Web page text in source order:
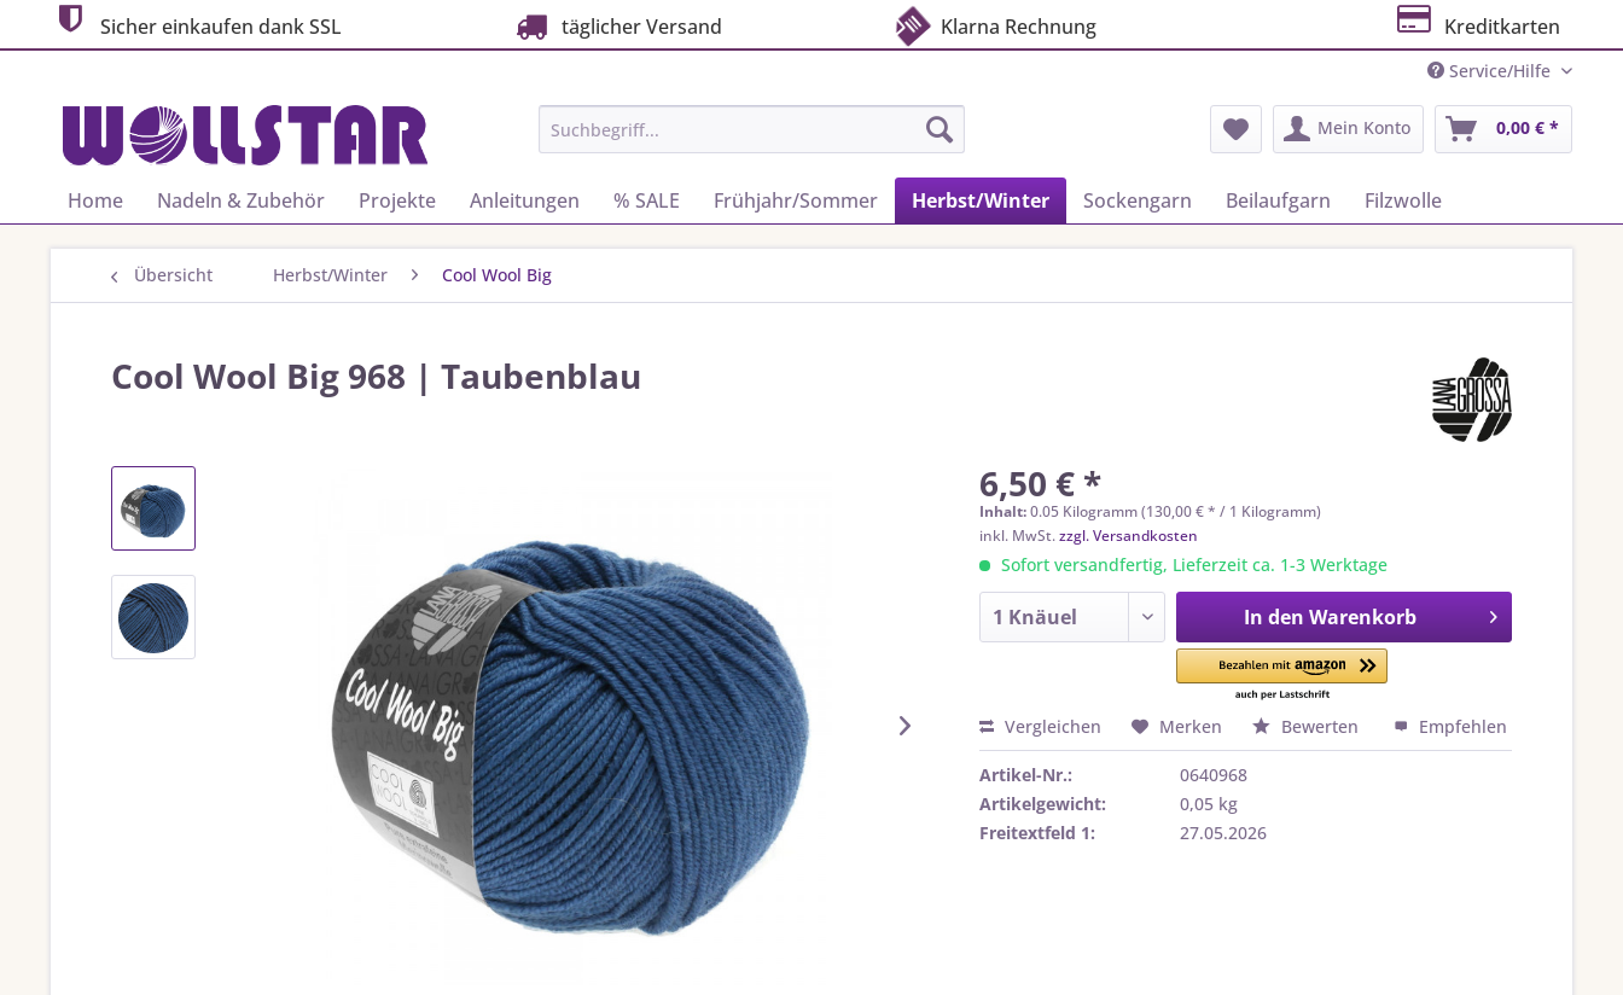
Sicher einkaufen dank SSL täglicher Versand Klarna Rechnung Kreditkarten
Service/Hilfe
Mein Konto 0,00 € *
Home Nadeln & Zubehör Projekte Anleitungen % SALE Frühjahr/Sommer Herbst/Winter Sockengarn Beilaufgarn Filzwolle
Übersicht Herbst/Winter Cool Wool Big
Cool Wool Big 968 | Taubenblau
6,50 € *
Inhalt:0.05 Kilogramm (130,00 € * / 1 Kilogramm)
inkl. MwSt.zzgl. Versandkosten
Sofort versandfertig, Lieferzeit ca. 1-3 Werktage
In den Warenkorb
Vergleichen Merken Bewerten Empfehlen
Artikel-Nr.:
0640968
Artikelgewicht:
0,05 kg
Freitextfeld 1:
27.05.2026